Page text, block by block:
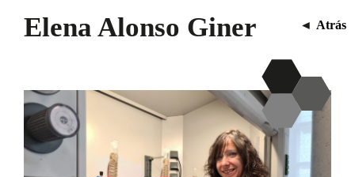
Elena Alonso Giner ◄ Atrás